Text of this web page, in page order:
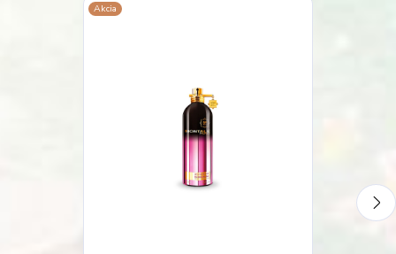
Akcia